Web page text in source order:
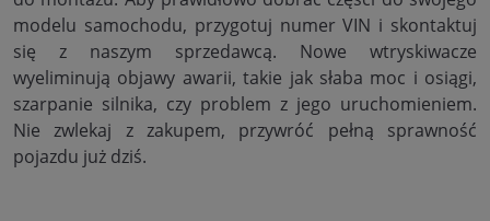
modelu samochodu, przygotuj numer VIN i skontaktuj
się z naszym sprzedawcą. Nowe wtryskiwacze
wyeliminują objawy awarii, takie jak słaba moc i osiągi,
szarpanie silnika, czy problem z jego uruchomieniem.
Nie zwlekaj z zakupem, przywróć pełną sprawność
pojazdu już dziś.